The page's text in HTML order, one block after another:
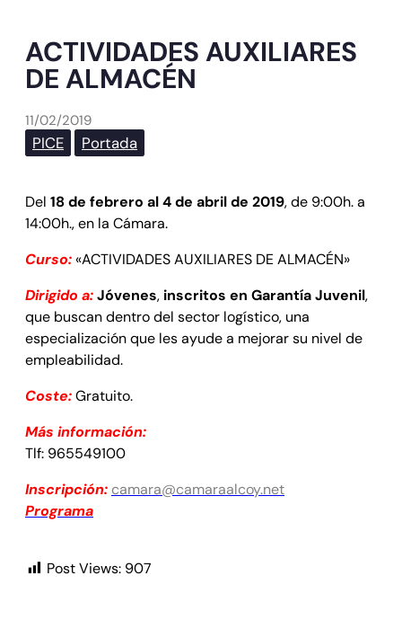
ACTIVIDADES AUXILIARES
DE ALMACÉN
11/02/2019
PICE Portada
Del 18 de febrero al 4 de abril de 2019, de 9:00h. a
14:00h., en la Cámara.
Curso:«ACTIVIDADES AUXILIARES DE ALMACÉN»
Dirigido a:Jóvenes, inscritos en Garantía Juvenil,
que buscan dentro del sector logístico, una
especialización que les ayude a mejorar su nivel de
empleabilidad.
Coste:Gratuito.
Más información:
Tlf: 965549100
Inscripción: camara@camaraalcoy.net
Programa
Post Views: 907